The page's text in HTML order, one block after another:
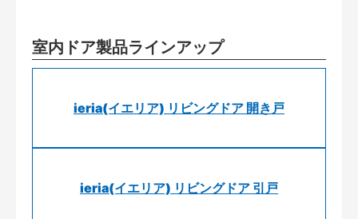
室内ドア製品ラインアップ
ieria(イエリア) リビングドア 開き戸
ieria(イエリア) リビングドア 引戸